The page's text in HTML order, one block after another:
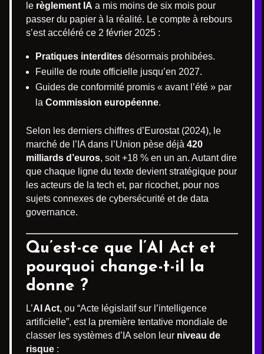
le règlement IA a mis moins de six mois pour
passer du papier à la réalité. Le compte à rebours
s’est accéléré ce 2 février 2025 :
Pratiques interdites désormais prohibées.
Feuille de route officielle jusqu’en 2027.
Guides de conformité promis « avant l’été » par
la Commission européenne.
Selon les derniers chiffres d’Eurostat (2024), le
marché de l’IA dans l’Union pèse déjà 420
milliards d’euros, soit +18 % en un an. Autant dire
que chaque ligne du texte devient stratégique pour
les acteurs de la tech et, par ricochet, pour nos
sujets connexes de cybersécurité et de data
governance.
Qu’est-ce que l’AI Act et
pourquoi change-t-il la
donne ?
L’AI Act, ou “Acte législatif sur l’intelligence
artificielle”, est la première tentative mondiale de
classer les systèmes d’IA selon leur niveau de
risque :